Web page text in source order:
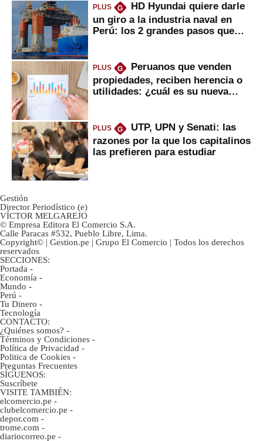
PLUS G
HD Hyundai quiere darle
un giro a la industria naval en
Perú: los 2 grandes pasos que
PLUS G
Peruanos que venden
propiedades, reciben herencia o
utilidades: ¿cuál es su nueva
PLUS G
UTP, UPN y Senati: las
razones por la que los capitalinos
las prefieren para estudiar
Gestión
Director Periodístico (e)
VÍCTOR MELGAREJO
© Empresa Editora El Comercio S.A.
Calle Paracas #532, Pueblo Libre, Lima.
Copyright© | Gestion.pe | Grupo El Comercio | Todos los derechos
reservados
SECCIONES:
Portada -
Economía -
Mundo -
Perú -
Tu Dinero -
Tecnología
CONTACTO:
¿Quiénes somos? -
Términos y Condiciones -
Política de Privacidad -
Politica de Cookies -
Preguntas Frecuentes
SÍGUENOS:
Suscríbete
VISITE TAMBIÉN:
elcomercio.pe -
clubelcomercio.pe -
depor.com -
trome.com -
diariocorreo.pe -